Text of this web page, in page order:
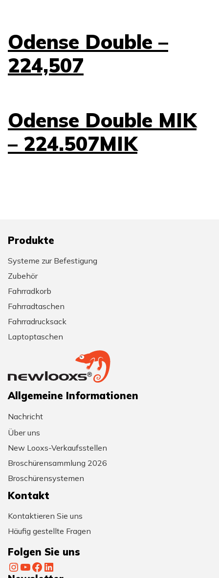
Odense Double –
224,507
Odense Double MIK
– 224.507MIK
Produkte
Systeme zur Befestigung
Zubehör
Fahrradkorb
Fahrradtaschen
Fahrradrucksack
Laptoptaschen
Allgemeine Informationen
Nachricht
Über uns
New Looxs-Verkaufsstellen
Broschürensammlung 2026
Broschürensystemen
Kontakt
Kontaktieren Sie uns
Häufig gestellte Fragen
Folgen Sie uns
InstagramYouTube Facebook LinkedIn